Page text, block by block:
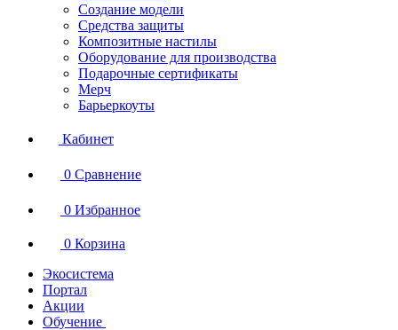
Создание модели
Средства защиты
Композитные настилы
Оборудование для производства
Подарочные сертификаты
Мерч
Барьеркоуты
Кабинет
0 Сравнение
0 Избранное
0 Корзина
Экосистема
Портал
Акции
Обучение